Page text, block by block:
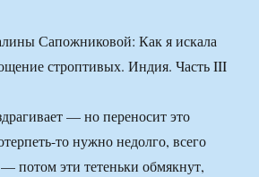
— но переносит это
то нужно недолго, всего
потом эти тетеньки обмякнут,